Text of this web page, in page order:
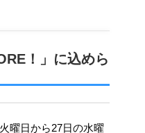
！」に込めら